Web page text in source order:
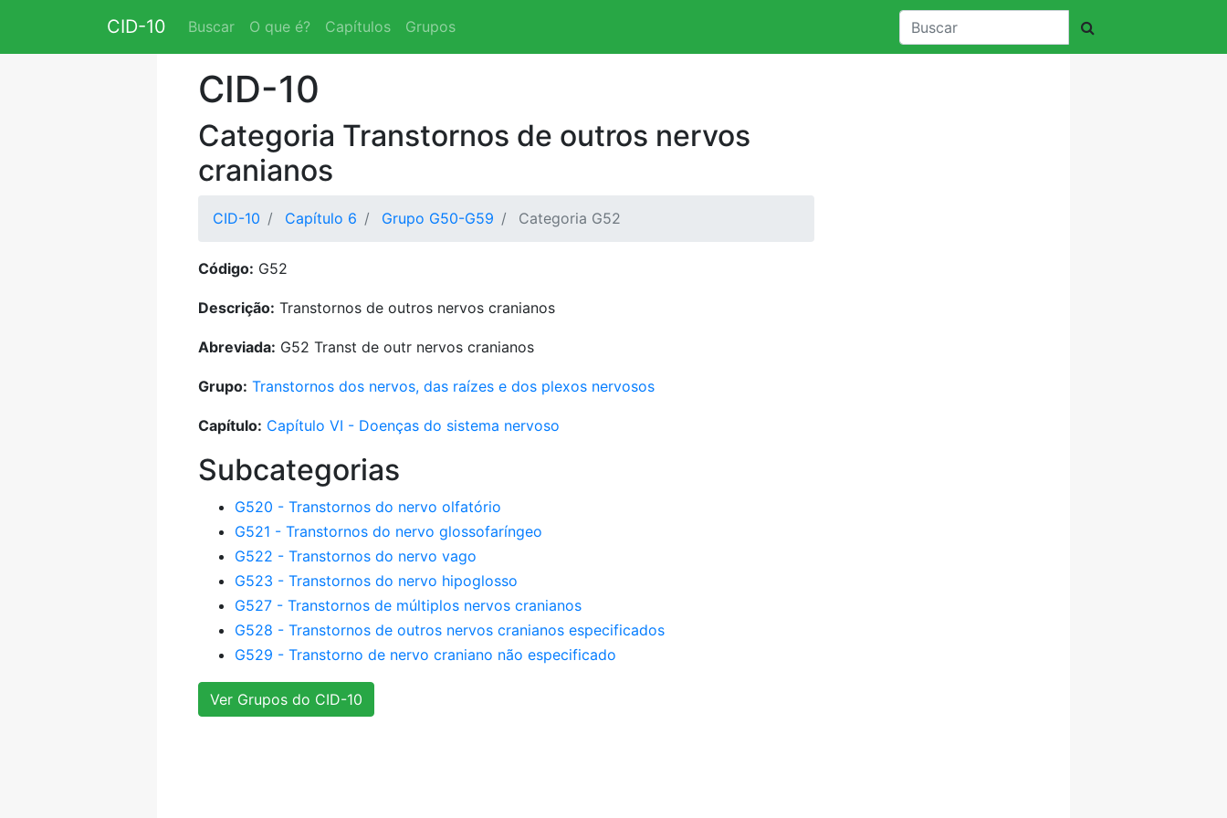
CID-10 Buscar O que é? Capítulos Grupos
CID-10
Categoria Transtornos de outros nervos
cranianos
CID-10 Capítulo 6 Grupo G50-G59 Categoria G52
Código: G52
Descrição: Transtornos de outros nervos cranianos
Abreviada: G52 Transt de outr nervos cranianos
Grupo: Transtornos dos nervos, das raízes e dos plexos nervosos
Capítulo: Capítulo VI - Doenças do sistema nervoso
Subcategorias
G520 - Transtornos do nervo olfatório
G521 - Transtornos do nervo glossofaríngeo
G522 - Transtornos do nervo vago
G523 - Transtornos do nervo hipoglosso
G527 - Transtornos de múltiplos nervos cranianos
G528 - Transtornos de outros nervos cranianos especificados
G529 - Transtorno de nervo craniano não especificado
Ver Grupos do CID-10